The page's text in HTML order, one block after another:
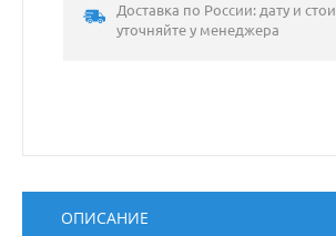
Доставка по России: дату и
уточняйте у менеджера
ОПИСАНИЕ